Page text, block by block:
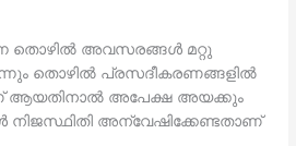
തൊഴിൽ അവസരങ്ങൾ മറ്റു
തൊഴിൽ പ്രസദീകരണങ്ങളിൽ
ആയതിനാൽ അപേക്ഷ അയക്കും
അന്വേഷിക്കേണ്ടതാണ്